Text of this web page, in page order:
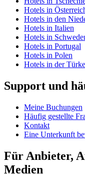
Hotels in
Hotels in den
Hotels in Italien
Hotels in
Hotels in Portugal
Hotels in Polen
Hotels in der
Support und
Meine Buchungen
Häufig gestellte
Kontakt
Eine Unterkunft
Für Anbieter,
Medien